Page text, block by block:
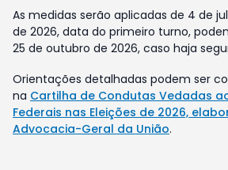
As medidas serão aplicadas de 4 de
de 2026, data do primeiro turno,
25 de outubro de 2026, caso haja
Orientações detalhadas podem ser
na Cartilha de Condutas Vedadas
Federais nas Eleições de 2026,
Advocacia-Geral da União.